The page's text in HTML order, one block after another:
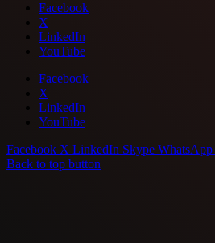
Facebook
X
LinkedIn
YouTube
Facebook
X
LinkedIn
YouTube
Facebook X LinkedIn Skype WhatsApp
Back to top button